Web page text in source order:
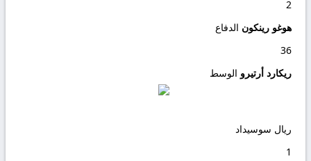
2
هوغو رينكون الدفاع
36
ريكارد أرتيرو الوسط
ريال سوسيداد
1